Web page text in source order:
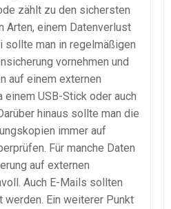
zählt zu den sichersten
Arten, einem Datenverlust
sollte man in regelmäßigen
vornehmen und
auf einem externen
einem USB-Stick oder auch
hinaus sollte man die
immer auf
Für manche Daten
auf externen
Auch E-Mails sollten
Ein weiterer Punkt